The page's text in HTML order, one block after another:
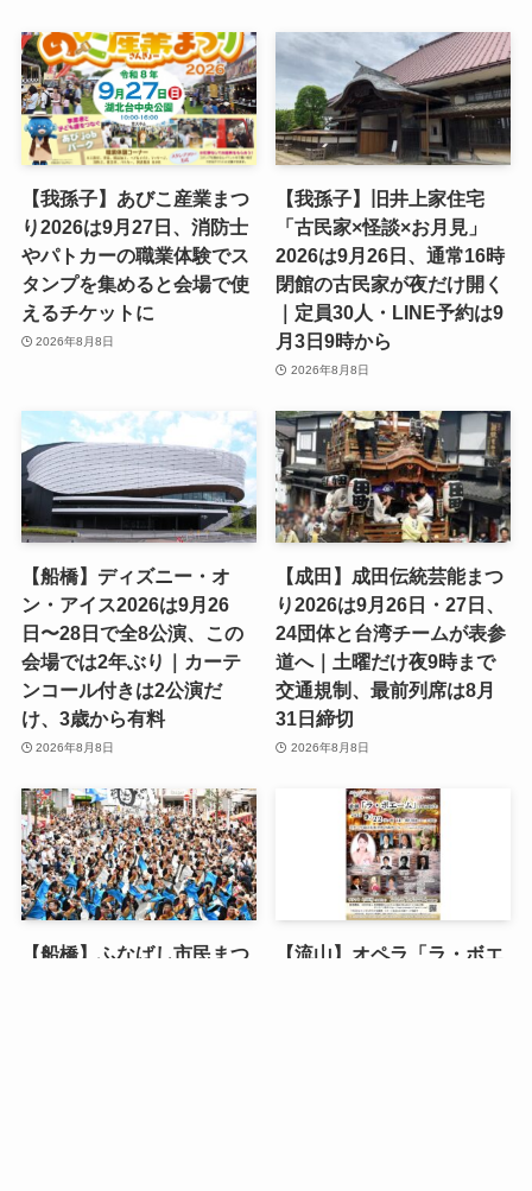
【我孫子】あびこ産業まつ
り2026は9月27日、消防士
やパトカーの職業体験でス
タンプを集めると会場で使
えるチケットに
2026年8月8日
【我孫子】旧井上家住宅
「古民家×怪談×お月見」
2026は9月26日、通常16時
閉館の古民家が夜だけ開く
｜定員30人・LINE予約は9
月3日9時から
2026年8月8日
【船橋】ディズニー・オ
ン・アイス2026は9月26
日〜28日で全8公演、この
会場では2年ぶり｜カーテ
ンコール付きは2公演だ
け、3歳から有料
2026年8月8日
【成田】成田伝統芸能まつ
り2026は9月26日・27日、
24団体と台湾チームが表参
道へ｜土曜だけ夜9時まで
交通規制、最前列席は8月
31日締切
2026年8月8日
【船橋】ふなばし市民まつ
【流山】オペラ「ラ・ボエ